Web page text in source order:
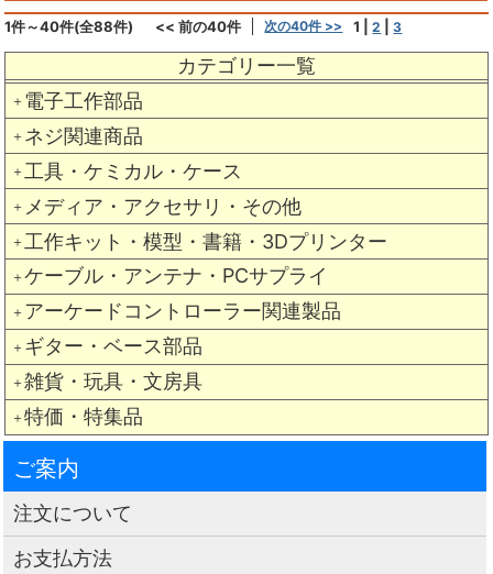
カテゴリー一覧
＋ 電子工作部品
＋ ネジ関連商品
＋ 工具・ケミカル・ケース
＋ メディア・アクセサリ・その他
＋ 工作キット・模型・書籍・3Dプリンター
＋ ケーブル・アンテナ・PCサプライ
＋ アーケードコントローラー関連製品
＋ ギター・ベース部品
＋ 雑貨・玩具・文房具
＋ 特価・特集品
1件～40件(全88件) << 前の40件 次の40件 >> 1 |2 |3
ご案内
注文について
お支払方法